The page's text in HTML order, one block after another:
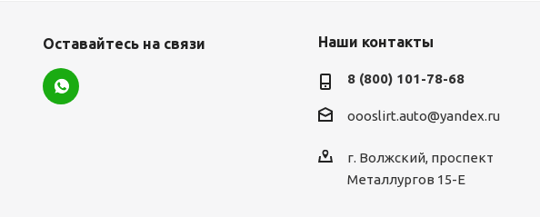
Оставайтесь на связи Наши контакты
8 (800) 101-78-68
oooslirt.auto@yandex.ru
г. Волжский, проспект
Металлургов 15-Е